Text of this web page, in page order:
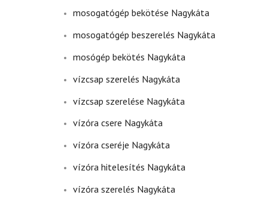
mosogatógép bekötése Nagykáta
mosogatógép beszerelés Nagykáta
mosógép bekötés Nagykáta
vízcsap szerelés Nagykáta
vízcsap szerelése Nagykáta
vízóra csere Nagykáta
vízóra cseréje Nagykáta
vízóra hitelesítés Nagykáta
vízóra szerelés Nagykáta